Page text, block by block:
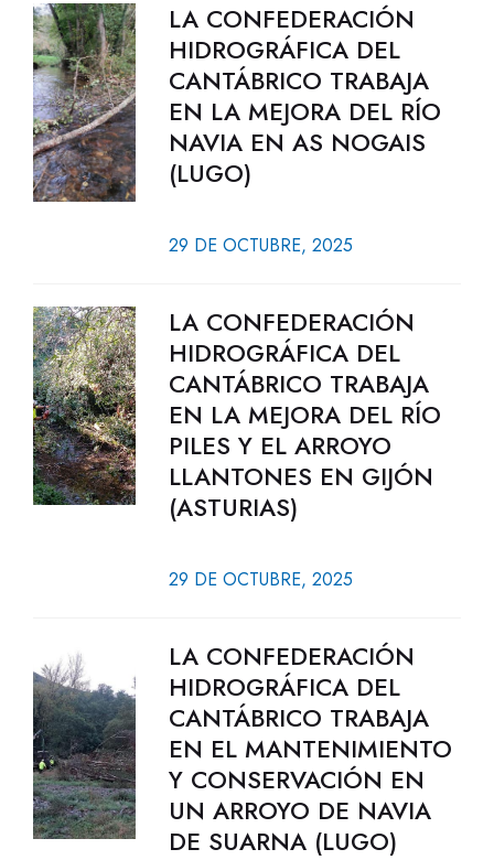
LA CONFEDERACIÓN
HIDROGRÁFICA DEL
CANTÁBRICO TRABAJA
EN LA MEJORA DEL RÍO
NAVIA EN AS NOGAIS
(LUGO)
29 DE OCTUBRE, 2025
LA CONFEDERACIÓN
HIDROGRÁFICA DEL
CANTÁBRICO TRABAJA
EN LA MEJORA DEL RÍO
PILES Y EL ARROYO
LLANTONES EN GIJÓN
(ASTURIAS)
29 DE OCTUBRE, 2025
LA CONFEDERACIÓN
HIDROGRÁFICA DEL
CANTÁBRICO TRABAJA
EN EL MANTENIMIENTO
Y CONSERVACIÓN EN
UN ARROYO DE NAVIA
DE SUARNA (LUGO)